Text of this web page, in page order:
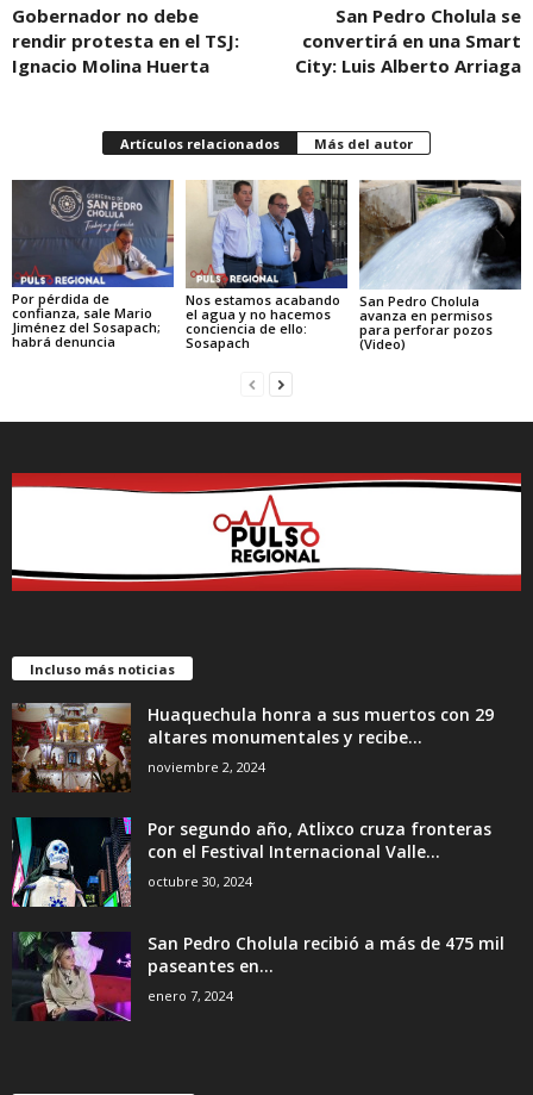
Gobernador no debe
rendir protesta en el TSJ:
Ignacio Molina Huerta
San Pedro Cholula se
convertirá en una Smart
City: Luis Alberto Arriaga
Artículos relacionados Más del autor
Por pérdida de
confianza, sale Mario
Jiménez del Sosapach;
habrá denuncia
Nos estamos acabando
el agua y no hacemos
conciencia de ello:
Sosapach
San Pedro Cholula
avanza en permisos
para perforar pozos
(Video)
Incluso más noticias
Huaquechula honra a sus muertos con 29
altares monumentales y recibe...
noviembre 2, 2024
Por segundo año, Atlixco cruza fronteras
con el Festival Internacional Valle...
octubre 30, 2024
San Pedro Cholula recibió a más de 475 mil
paseantes en...
enero 7, 2024